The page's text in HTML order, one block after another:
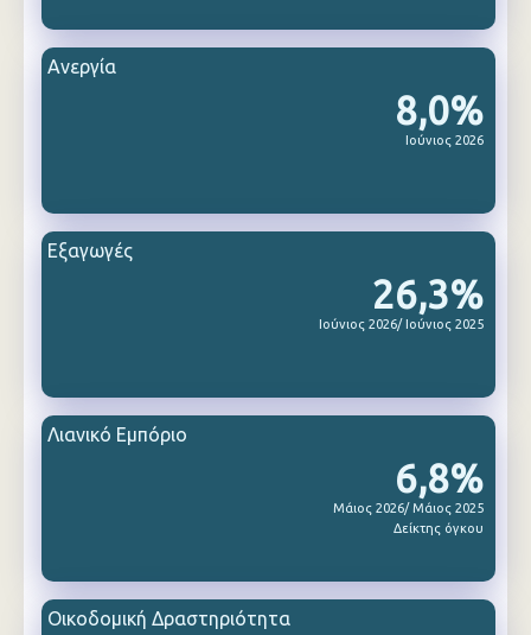
8,0%
Ιούνιος 2026
Ανεργία
26,3%
Ιούνιος 2026/ Ιούνιος 2025
Εξαγωγές
6,8%
Μάιος 2026/ Μάιος 2025
Δείκτης όγκου
Λιανικό Εμπόριο
Οικοδομική Δραστηριότητα